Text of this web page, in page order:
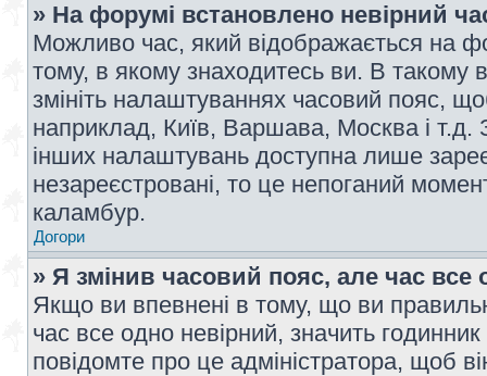
» На форумі встановлено невірний
Можливо час, який відображається на
тому, в якому знаходитесь ви. В такому
змініть налаштуваннях часовий пояс,
наприклад, Київ, Варшава, Москва і т.д.
інших налаштувань доступна лише
незареєстровані, то це непоганий
каламбур.
Догори
» Я змінив часовий пояс, але час все
Якщо ви впевнені в тому, що ви
час все одно невірний, значить
повідомте про це адміністратора, щоб